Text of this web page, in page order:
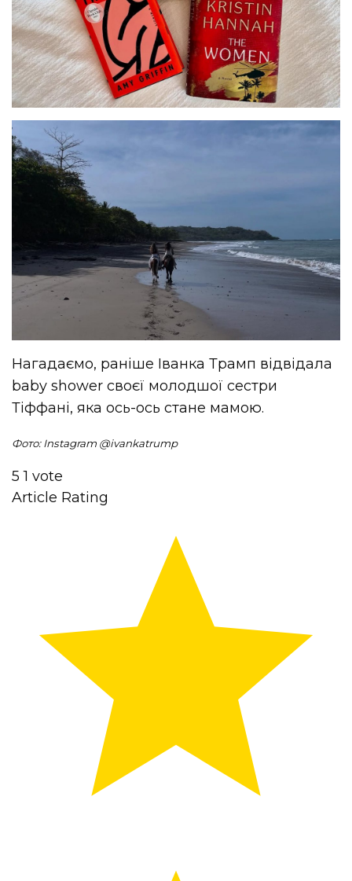
Нагадаємо, раніше Іванка Трамп відвідала
baby shower своєї молодшої сестри
Тіффані, яка ось-ось стане мамою.
Фото: Instagram @ivankatrump
5 1 vote
Article Rating